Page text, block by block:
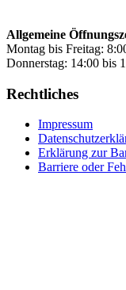
Allgemeine
Montag bis Freitag:
Donnerstag: 14:00 bis
Rechtliches
Impressum
Erklärung zur
Barriere oder